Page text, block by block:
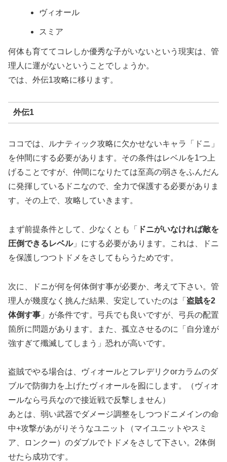
ヴィオール
スミア
何体も育ててコレしか優秀な子がいないという現実は、管
理人に運がないということでしょうか。
では、外伝1攻略に移ります。
外伝1
ココでは、ルナティック攻略に欠かせないキャラ「ドニ」
を仲間にする必要があります。その条件はレベルを1つ上
げることですが、仲間になりたては至高の弱さをふんだん
に発揮しているドニなので、全力で保護する必要がありま
す。その上で、攻略していきます。
まず前提条件として、少なくとも「
ドニがいなければ敵を
圧倒できるレベル」にする必要があります。これは、ドニ
を保護しつつトドメをさしてもらうためです。
次に、ドニが何を何体倒す事が必要か、考えて下さい。管
理人が幾度なく挑んだ結果、安定していたのは「 盗賊を2
体倒す事 」が条件です。弓兵でも良いですが、弓兵の配置
箇所に問題があります。また、孤立させるのに「自分達が
強すぎて殲滅してしまう」恐れが高いです。
盗賊でやる場合は、ヴィオールとフレデリクorカラムのダ
ブルで防御力を上げたヴィオールを囮にします。（ヴィオ
ールなら弓兵なので接近戦で反撃しません）
あとは、弱い武器でダメージ調整をしつつドニメインの命
中+攻撃があがりそうなユニット（マイユニットやスミ
ア、ロンクー）のダブルでトドメをさして下さい。2体倒
せたら成功です。